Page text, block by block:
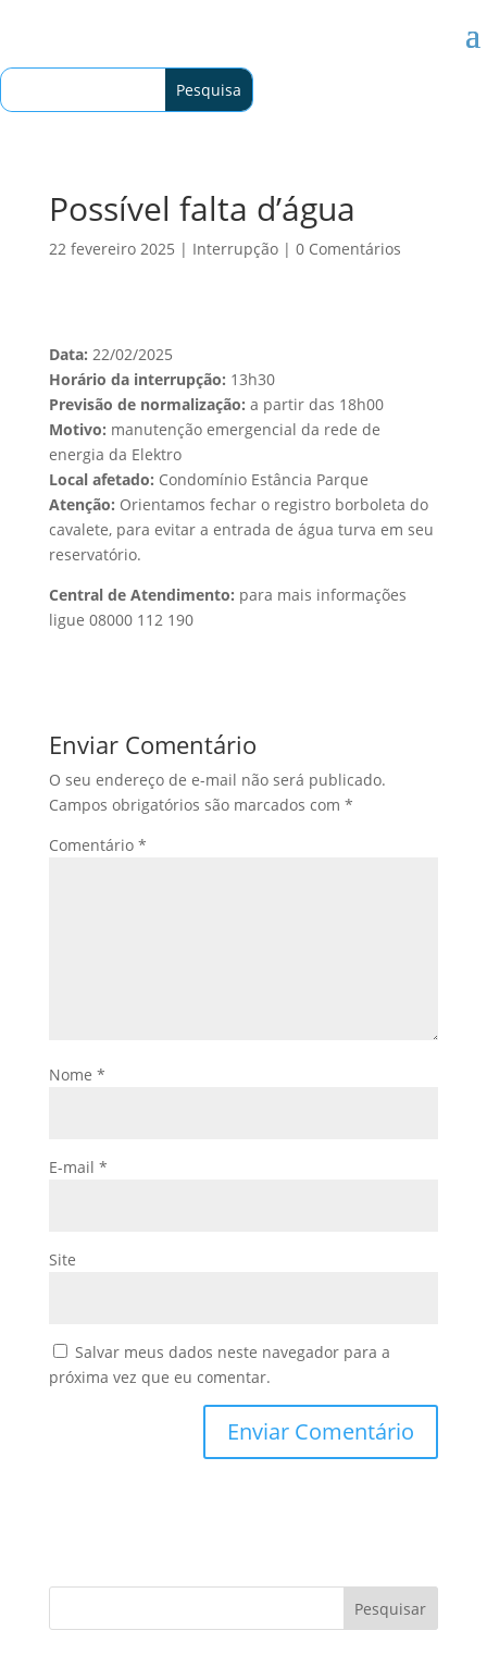
Possível falta d’água
22 fevereiro 2025 | Interrupção| 0 Comentários
Data: 22/02/2025
Horário da interrupção: 13h30
Previsão de normalização: a partir das 18h00
Motivo: manutenção emergencial da rede de
energia da Elektro
Local afetado: Condomínio Estância Parque
Atenção: Orientamos fechar o registro borboleta do
cavalete, para evitar a entrada de água turva em seu
reservatório.
Central de Atendimento: para mais informações
ligue 08000 112 190
Enviar Comentário
O seu endereço de e-mail não será publicado.
Campos obrigatórios são marcados com *
Comentário *
Nome *
E-mail *
Site
Salvar meus dados neste navegador para a
próxima vez que eu comentar.